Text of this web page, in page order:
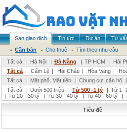
Sàn giao dịch Tin tức Dự án Tư
Cần bán
Cho thuê
Tìm theo nhu cầu
Tất cả
| Hà Nội | Đà Nẵng | TP HCM | Hải
Tất cả | Cẩm Lệ | Hải Châu | Hòa Vang |
Tất cả
| Mặt phố, Mặt tiền | Chung cư ,căn hộ |
Tất cả
| Dưới 500 triệu | Từ 500 -1 tỷ | Từ 1 -
| Từ 20 - 30 tỷ | Từ 30 - 40 tỷ | Từ 40 - 60 tỷ |
Tiêu đề